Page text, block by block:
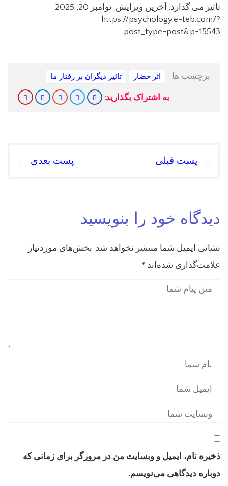
تاثیر می گذارد. آخرین ویرایش: نوامبر 20, 2025.
https://psychology.e-teb.com/?
post_type=post&p=15543
برچسب ها : اثر حضار تاثیر دیگران بر رفتار ما
به اشتراک بگذارید:
پست قبلی پست بعدی
دیدگاه خود را بنویسید
نشانی ایمیل شما منتشر نخواهد شد. بخش‌های موردنیاز
علامت‌گذاری شده‌اند *
ذخیره نام، ایمیل و وبسایت من در مرورگر برای زمانی که
دوباره دیدگاهی می‌نویسم.